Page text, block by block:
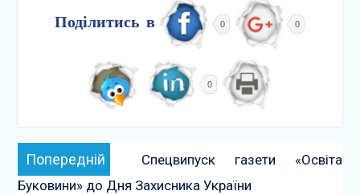
Поділитись в 0 0
0
Навігація
записів
Попередній Попередній:
Cпецвипуск газети «Освіта
Буковини» до Дня Захисника України